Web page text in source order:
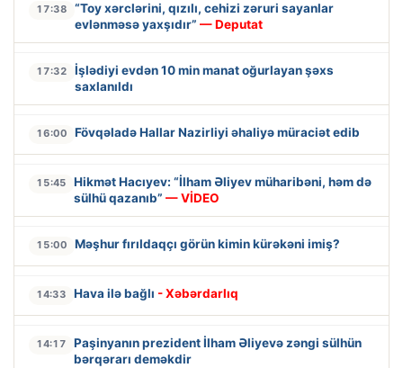
17:38
“Toy xərclərini, qızılı, cehizi zəruri sayanlar
evlənməsə yaxşıdır” — Deputat
17:32
İşlədiyi evdən 10 min manat oğurlayan şəxs
saxlanıldı
16:00 Fövqəladə Hallar Nazirliyi əhaliyə müraciət edib
15:45
Hikmət Hacıyev: “İlham Əliyev müharibəni, həm də
sülhü qazanıb” — VİDEO
15:00 Məşhur fırıldaqçı görün kimin kürəkəni imiş?
14:33 Hava ilə bağlı - Xəbərdarlıq
14:17
Paşinyanın prezident İlham Əliyevə zəngi sülhün
bərqərarı deməkdir